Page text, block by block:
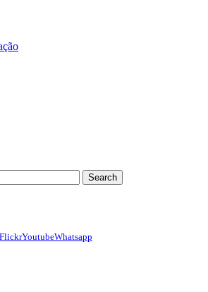
Search
FlickrYoutubeWhatsapp